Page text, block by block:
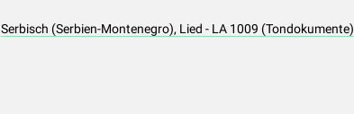
Serbisch (Serbien-Montenegro), Lied - LA 1009 (Tondokumente)